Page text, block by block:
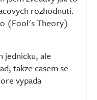
rozhodnuti.
(Fool's Theory)
jednicku, ale
takze casem se
vypada